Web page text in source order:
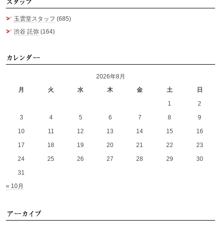
玉雲堂スタッフ (685)
渋谷 託弥 (164)
2026年8月
月
火 水 木 金 土
日
1
2
3
4 5 6 7 8
9
10
11 12 13 14 15
16
17
18 19 20 21 22
23
24
25 26 27 28 29
30
31
« 10月